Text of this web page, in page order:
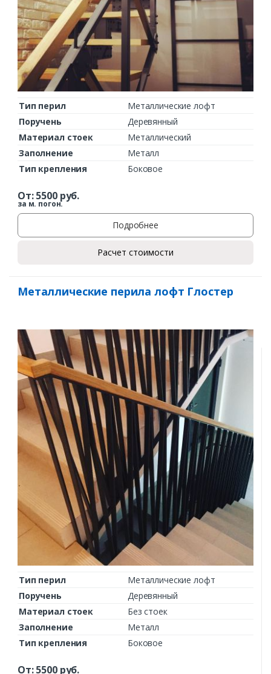
Тип перил
Металлические лофт
Поручень
Деревянный
Материал стоек
Металлический
Заполнение
Металл
Тип крепления
Боковое
От:5500руб.
за м. погон.
Подробнее
Расчет стоимости
Металлические перила лофт Глостер
Тип перил
Металлические лофт
Поручень
Деревянный
Материал стоек
Без стоек
Заполнение
Металл
Тип крепления
Боковое
От:5500руб.